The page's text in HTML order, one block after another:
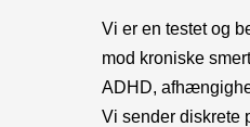
Vi er en testet og
mod kroniske
ADHD,
Vi sender diskrete